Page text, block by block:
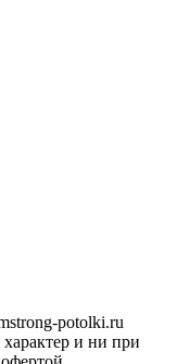
potolki.ru
и ни при